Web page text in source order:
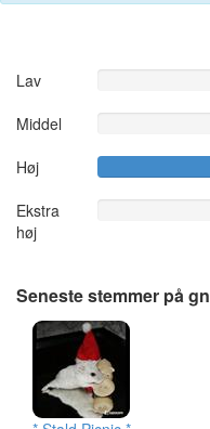
Lav
Middel
Høj
Ekstra
høj
Seneste stemmer på